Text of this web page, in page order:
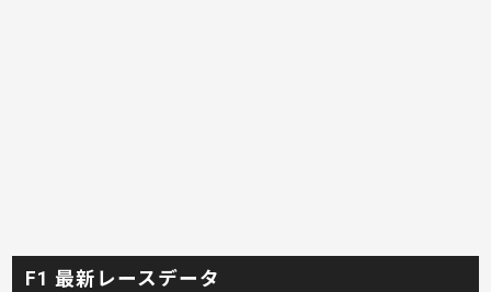
F1 最新レースデータ